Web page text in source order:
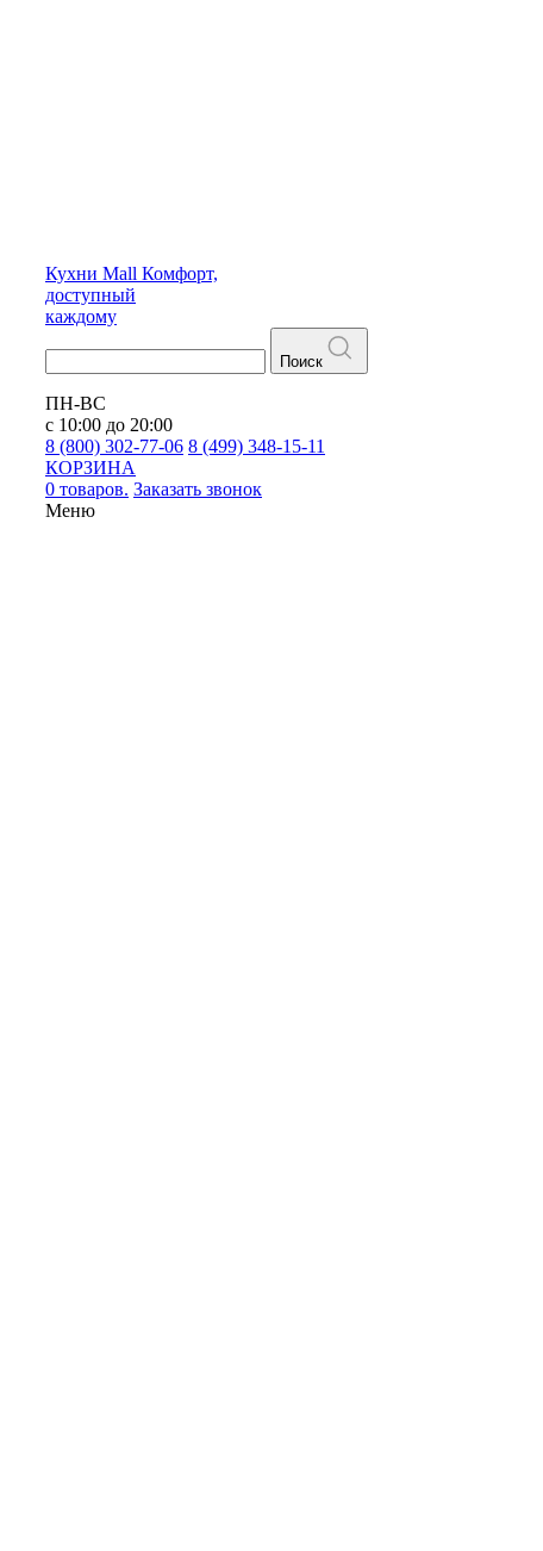
Кухни Mall Комфорт,
доступный
каждому
Поиск
ПН-ВС
с 10:00 до 20:00
8 (800) 302-77-06 8 (499) 348-15-11
КОРЗИНА
0 товаров. Заказать звонок
Меню